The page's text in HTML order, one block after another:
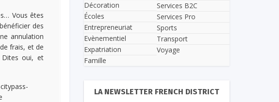
Vous êtes
des
annulation
frais, et de
oui, et
Décoration
Écoles
Entrepreneuriat
Evènementiel
Expatriation
Famille
Services B2C
Services Pro
Sports
Transport
Voyage
LA NEWSLETTER FRENCH DISTRICT